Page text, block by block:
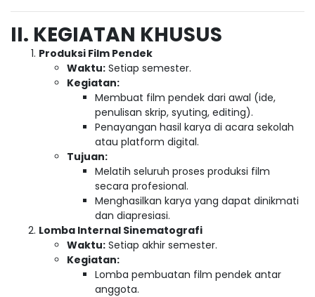
II. KEGIATAN KHUSUS
Produksi Film Pendek
Waktu: Setiap semester.
Kegiatan:
Membuat film pendek dari awal (ide,
penulisan skrip, syuting, editing).
Penayangan hasil karya di acara sekolah
atau platform digital.
Tujuan:
Melatih seluruh proses produksi film
secara profesional.
Menghasilkan karya yang dapat dinikmati
dan diapresiasi.
Lomba Internal Sinematografi
Waktu: Setiap akhir semester.
Kegiatan:
Lomba pembuatan film pendek antar
anggota.